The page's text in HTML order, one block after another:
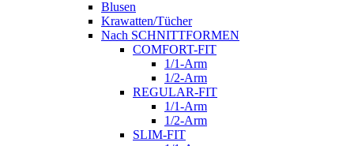
Blusen
Krawatten/Tücher
Nach SCHNITTFORMEN
COMFORT-FIT
1/1-Arm
1/2-Arm
REGULAR-FIT
1/1-Arm
1/2-Arm
SLIM-FIT